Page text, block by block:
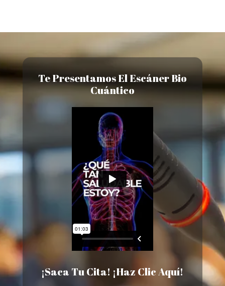
Te Presentamos El Escáner Bio
Cuántico
¡Saca Tu Cita! ¡Haz Clic Aquí!